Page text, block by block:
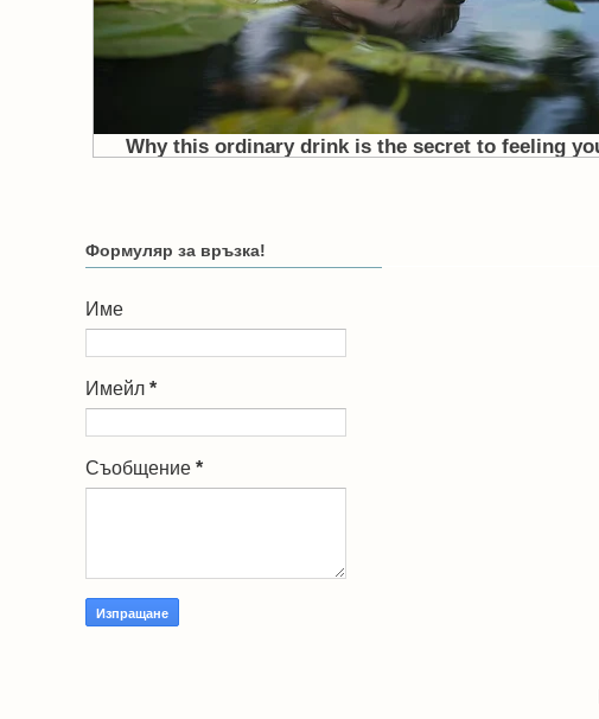
Формуляр за връзка!
Име
Имейл *
Съобщение *